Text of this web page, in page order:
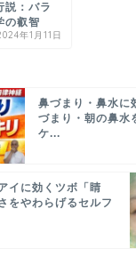
説：バラ
の叡智
年1月11日
鼻づまり・鼻水に
づまり・朝の鼻水
ケ...
イに効くツボ「睛
をやわらげるセルフ